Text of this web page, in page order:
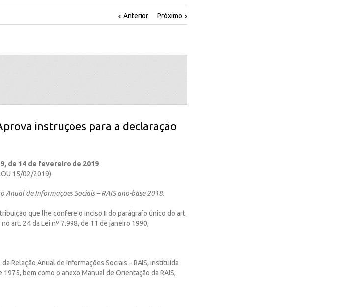
Anterior Próximo
instruções para a declaração
de 14 de fevereiro de 2019
15/02/2019)
de Informações Sociais – RAIS ano-base 2018.
que lhe confere o inciso II do parágrafo único do art.
art. 24 da Lei nº 7.998, de 11 de janeiro 1990,
Relação Anual de Informações Sociais – RAIS, instituída
bem como o anexo Manual de Orientação da RAIS,